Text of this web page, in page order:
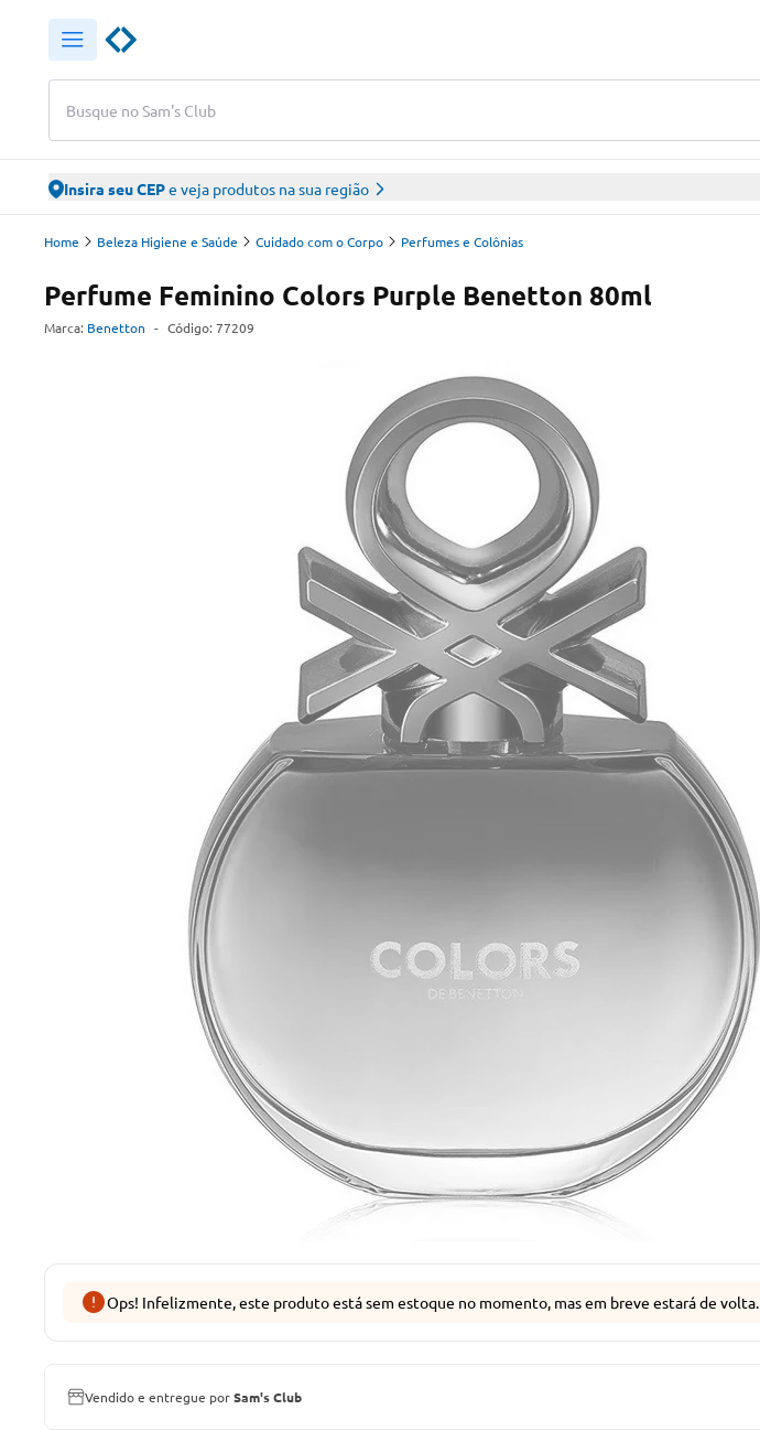
Busque no Sam's Club
Insira seu CEPe veja produtos na sua região
Home Beleza Higiene e Saúde Cuidado com o Corpo Perfumes e Colônias
Perfume Feminino Colors Purple Benetton 80ml
Marca: Benetton - Código: 77209
Ops! Infelizmente, este produto está sem estoque no momento, mas em breve estará de volta.
Vendido e entregue porSam's Club